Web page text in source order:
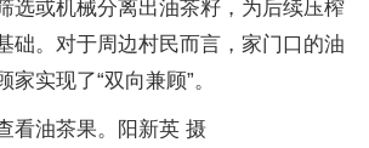
选或机械分离出油茶籽，为后续压榨
础。对于周边村民而言，家门口的油
实现了“双向兼顾”。
看油茶果。阳新英 摄